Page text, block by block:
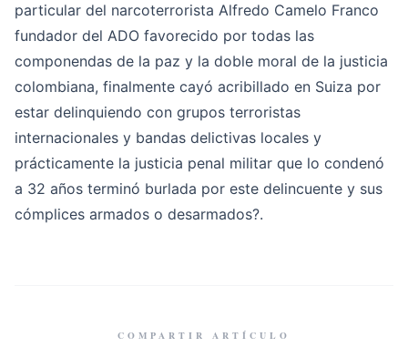
particular del narcoterrorista Alfredo Camelo Franco
fundador del ADO favorecido por todas las
componendas de la paz y la doble moral de la justicia
colombiana, finalmente cayó acribillado en Suiza por
estar delinquiendo con grupos terroristas
internacionales y bandas delictivas locales y
prácticamente la justicia penal militar que lo condenó
a 32 años terminó burlada por este delincuente y sus
cómplices armados o desarmados?.
COMPARTIR ARTÍCULO